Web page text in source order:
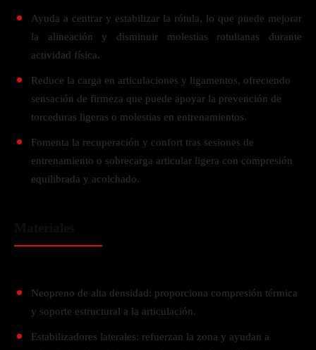
Ayuda a centrar y estabilizar la rótula, lo que puede mejorar
la alineación y disminuir molestias rotulianas durante
actividad física.
Reduce la carga en articulaciones y ligamentos, ofreciendo
sensación de firmeza que puede apoyar la prevención de
torceduras ligeras o molestias en entrenamientos.
Fomenta la recuperación y confort tras sesiones de
entrenamiento o sobrecarga articular ligera con compresión
equilibrada y acolchado.
Neopreno de alta densidad: proporciona compresión térmica
y soporte estructural a la articulación.
Estabilizadores laterales: refuerzan la zona y ayudan a